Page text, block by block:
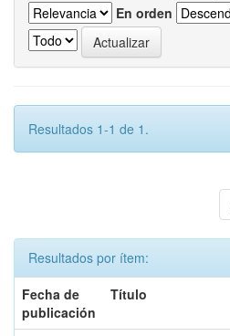
En orden
Resultados 1-1 de 1.
Resultados por ítem:
Fecha de
publicación
Título